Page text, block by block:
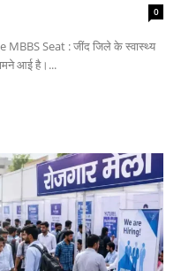
0
MBBS Seat : जींद जिले के स्वास्थ्य
आई है।...